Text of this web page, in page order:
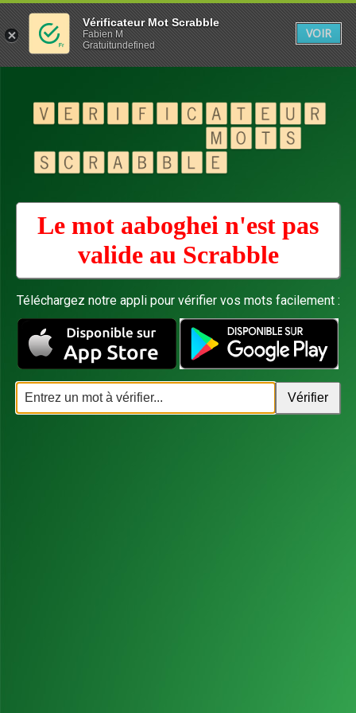
Le mot aaboghei n'est pas
valide au Scrabble
Téléchargez notre appli pour vérifier vos mots facilement :
Vérificateur Mot Scrabble
Fabien M
Gratuitundefined
VOIR